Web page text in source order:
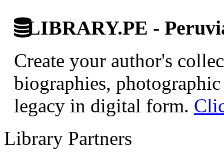
LIBRARY.PE -
Create your author's
biographies,
legacy in digital form.
Library Partners